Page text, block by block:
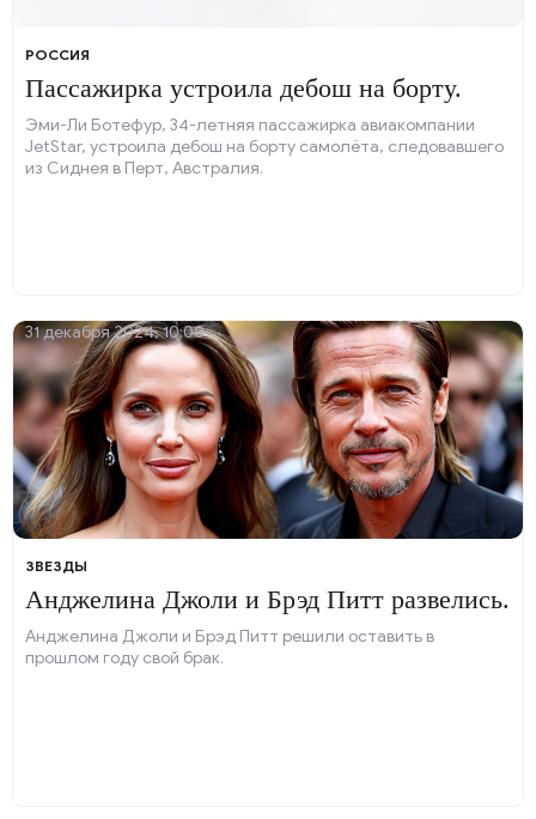
РОССИЯ
Пассажирка устроила дебош на борту.
Эми-Ли Ботефур, 34-летняя пассажирка авиакомпании
JetStar, устроила дебош на борту самолёта, следовавшего
из Сиднея в Перт, Австралия.
ЗВЕЗДЫ
Анджелина Джоли и Брэд Питт развелись.
Анджелина Джоли и Брэд Питт решили оставить в
прошлом году свой брак.
31 декабря 2024, 10:00